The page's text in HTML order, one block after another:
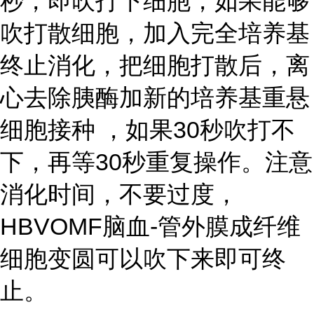
吹打散细胞，加入完全培养基
终止消化，把细胞打散后，离
心去除胰酶加新的培养基重悬
细胞接种 ，如果30秒吹打不
下，再等30秒重复操作。注意
消化时间，不要过度，
HBVOMF脑血-管外膜成纤维
细胞变圆可以吹下来即可终
止。